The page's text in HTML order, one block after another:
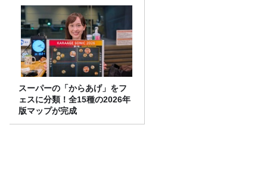
スーパーの「からあげ」をフ
ェスに分類！全15種の2026年
版マップが完成